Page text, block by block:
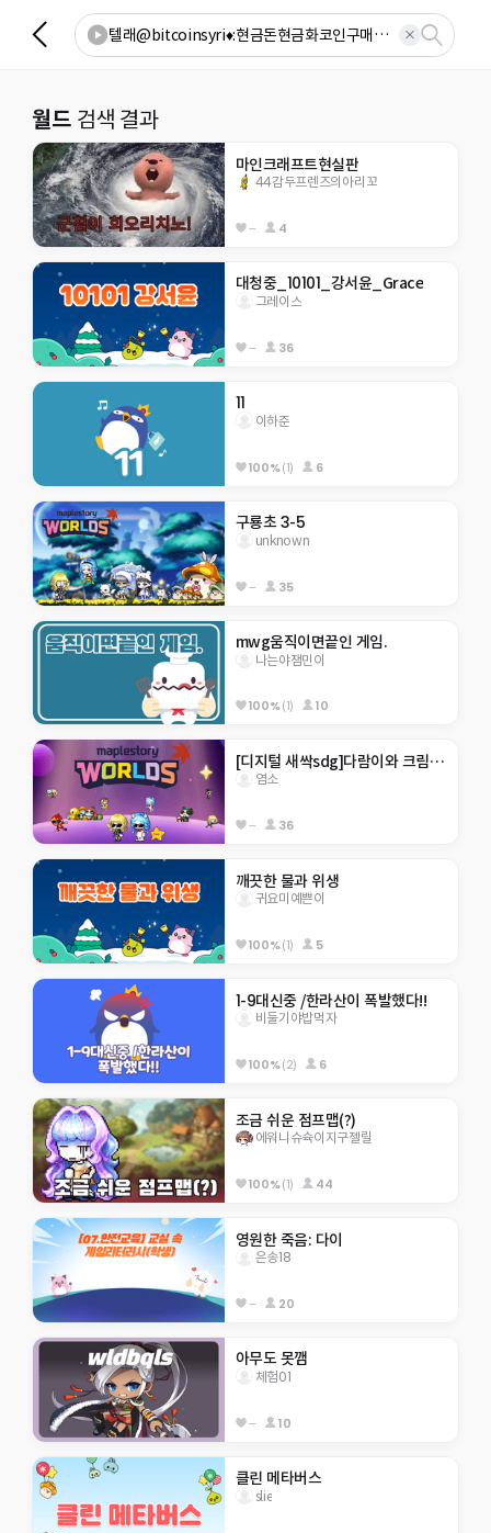
월드 검색 결과
마인크래프트현실판
44감두프렌즈의아리꼬
-- 4
대청중_10101_강서윤_Grace
그레이스
-- 36
11
이하준
100%(1) 6
구룡초 3-5
unknown
-- 35
mwg움직이면끝인 게임.
나는야잼민이
100%(1) 10
[디지털 새싹sdg]다람이와 크림이월드
염소
-- 36
깨끗한 물과 위생
귀요미예쁜이
100%(1) 5
1-9대신중 /한라산이 폭발했다!!
비둘기야밥먹자
100%(2) 6
조금 쉬운 점프맵(?)
에워니슈슉이지구젤릴
100%(1) 44
영원한 죽음: 다이
은송18
-- 20
아무도 못깸
체험01
-- 10
클린 메타버스
slie